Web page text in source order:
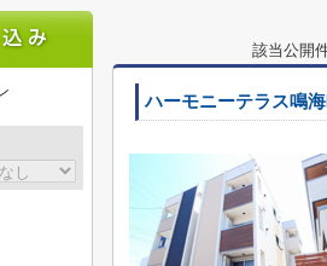
該当公開
ハーモニーテラス鳴